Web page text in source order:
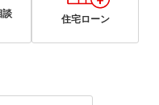
談
住宅ローン